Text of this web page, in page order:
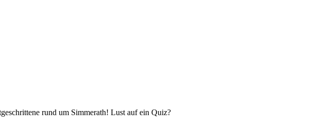
rund um Simmerath! Lust auf ein Quiz?